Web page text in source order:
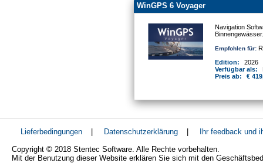
WinGPS 6 Voyager
Navigation
Binnengewässer.
Empfohlen für:
Edition:
2026
Verfügbar als:
Preis ab:
€
Lieferbedingungen Datenschutzerklärung
Ihr feedback und
Copyright © 2018 Stentec Software. Alle Rechte vorbehalten.
Mit der Benutzung dieser Website erklären Sie sich mit den